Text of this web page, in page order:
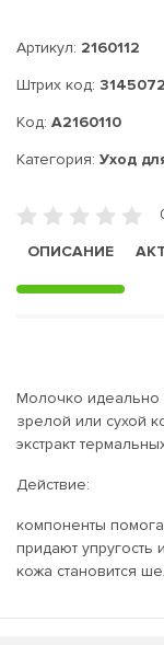
Артикул: 2160112
Штрих код:
Код: A2160110
Категория: Уход
ОПИСАНИЕ
Молочко идеально
зрелой или сухой
экстракт
Действие:
компоненты
придают
кожа становится